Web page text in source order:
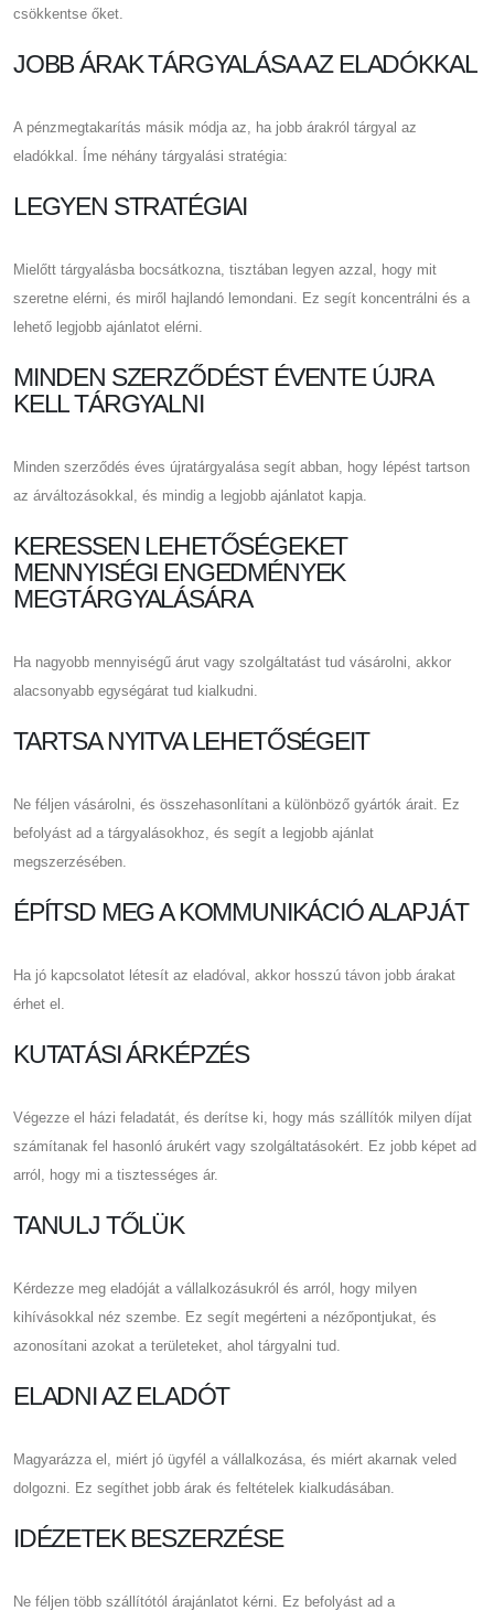
csökkentse őket.
JOBB ÁRAK TÁRGYALÁSA AZ ELADÓKKAL
A pénzmegtakarítás másik módja az, ha jobb árakról tárgyal az
eladókkal. Íme néhány tárgyalási stratégia:
LEGYEN STRATÉGIAI
Mielőtt tárgyalásba bocsátkozna, tisztában legyen azzal, hogy mit
szeretne elérni, és miről hajlandó lemondani. Ez segít koncentrálni és a
lehető legjobb ajánlatot elérni.
MINDEN SZERZŐDÉST ÉVENTE ÚJRA
KELL TÁRGYALNI
Minden szerződés éves újratárgyalása segít abban, hogy lépést tartson
az árváltozásokkal, és mindig a legjobb ajánlatot kapja.
KERESSEN LEHETŐSÉGEKET
MENNYISÉGI ENGEDMÉNYEK
MEGTÁRGYALÁSÁRA
Ha nagyobb mennyiségű árut vagy szolgáltatást tud vásárolni, akkor
alacsonyabb egységárat tud kialkudni.
TARTSA NYITVA LEHETŐSÉGEIT
Ne féljen vásárolni, és összehasonlítani a különböző gyártók árait. Ez
befolyást ad a tárgyalásokhoz, és segít a legjobb ajánlat
megszerzésében.
ÉPÍTSD MEG A KOMMUNIKÁCIÓ ALAPJÁT
Ha jó kapcsolatot létesít az eladóval, akkor hosszú távon jobb árakat
érhet el.
KUTATÁSI ÁRKÉPZÉS
Végezze el házi feladatát, és derítse ki, hogy más szállítók milyen díjat
számítanak fel hasonló árukért vagy szolgáltatásokért. Ez jobb képet ad
arról, hogy mi a tisztességes ár.
TANULJ TŐLÜK
Kérdezze meg eladóját a vállalkozásukról és arról, hogy milyen
kihívásokkal néz szembe. Ez segít megérteni a nézőpontjukat, és
azonosítani azokat a területeket, ahol tárgyalni tud.
ELADNI AZ ELADÓT
Magyarázza el, miért jó ügyfél a vállalkozása, és miért akarnak veled
dolgozni. Ez segíthet jobb árak és feltételek kialkudásában.
IDÉZETEK BESZERZÉSE
Ne féljen több szállítótól árajánlatot kérni. Ez befolyást ad a